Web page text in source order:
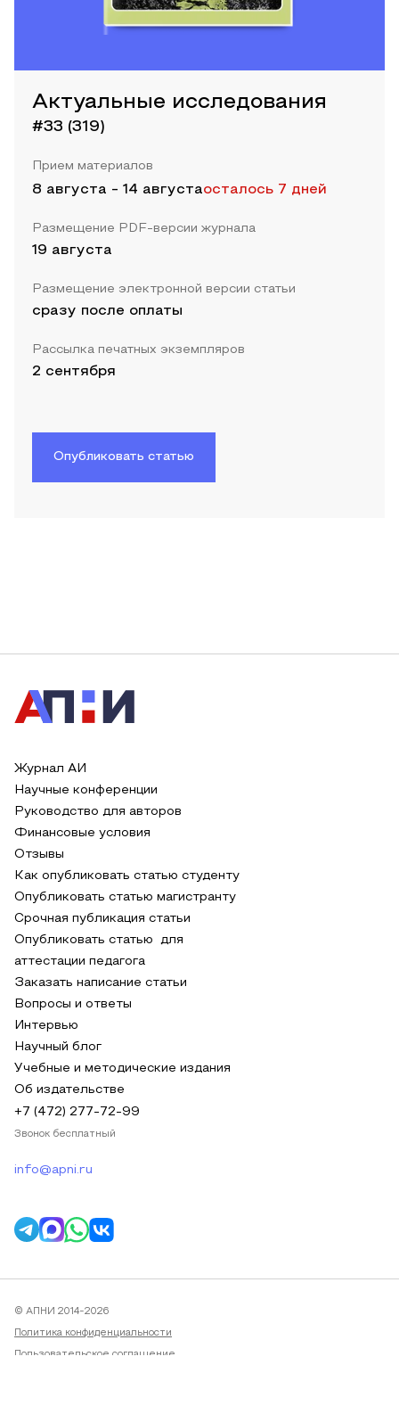
Актуальные исследования
#33 (319)
Прием материалов
8 августа - 14 августаосталось 7 дней
Размещение PDF-версии журнала
19 августа
Размещение электронной версии статьи
сразу после оплаты
Рассылка печатных экземпляров
2 сентября
Опубликовать статью
Журнал АИ
Научные конференции
Руководство для авторов
Финансовые условия
Отзывы
Как опубликовать статью студенту
Опубликовать статью магистранту
Срочная публикация статьи
Опубликовать статью для
аттестации педагога
Заказать написание статьи
Вопросы и ответы
Интервью
Научный блог
Учебные и методические издания
Об издательстве
+7 (472) 277-72-99
Звонок бесплатный
info@apni.ru
© АПНИ 2014-2026
Политика конфиденциальности
Пользовательское соглашение